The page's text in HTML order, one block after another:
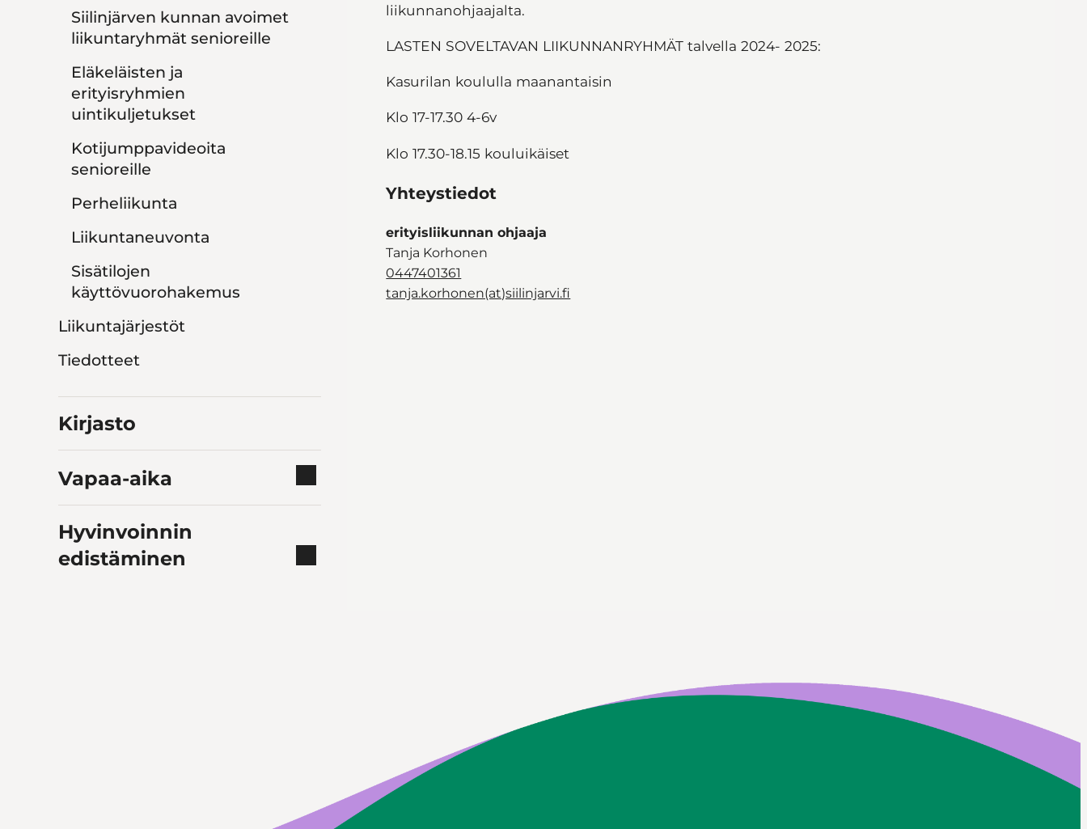
Siilinjärven kunnan avoimet
liikuntaryhmät senioreille
Eläkeläisten ja
erityisryhmien
uintikuljetukset
Kotijumppavideoita
senioreille
Perheliikunta
Liikuntaneuvonta
Sisätilojen
käyttövuorohakemus
Liikuntajärjestöt
Tiedotteet
Kirjasto
Vapaa-aika
Hyvinvoinnin
edistäminen
liikunnanohjaajalta.
LASTEN SOVELTAVAN LIIKUNNANRYHMÄT talvella 2024- 2025:
Kasurilan koululla maanantaisin
Klo 17-17.30 4-6v
Klo 17.30-18.15 kouluikäiset
Yhteystiedot
erityisliikunnan ohjaaja
Tanja Korhonen
0447401361
tanja.korhonen(at)siilinjarvi.fi